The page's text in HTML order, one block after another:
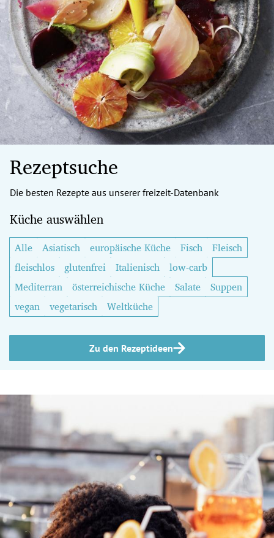
Rezeptsuche
Die besten Rezepte aus unserer freizeit-Datenbank
Küche auswählen
Alle Asiatisch europäische Küche Fisch
Fleisch
fleischlos
glutenfrei Italienisch
low-carb
Mediterran
österreichische Küche Salate
Suppen
vegan
vegetarisch Weltküche
Zu den Rezeptideen